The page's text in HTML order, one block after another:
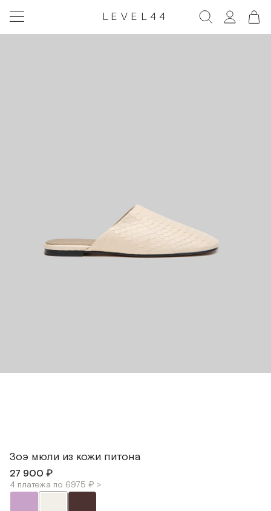
LEVEL44
Зоэ мюли из кожи питона
27 900 ₽
4 платежа по 6975 ₽ >